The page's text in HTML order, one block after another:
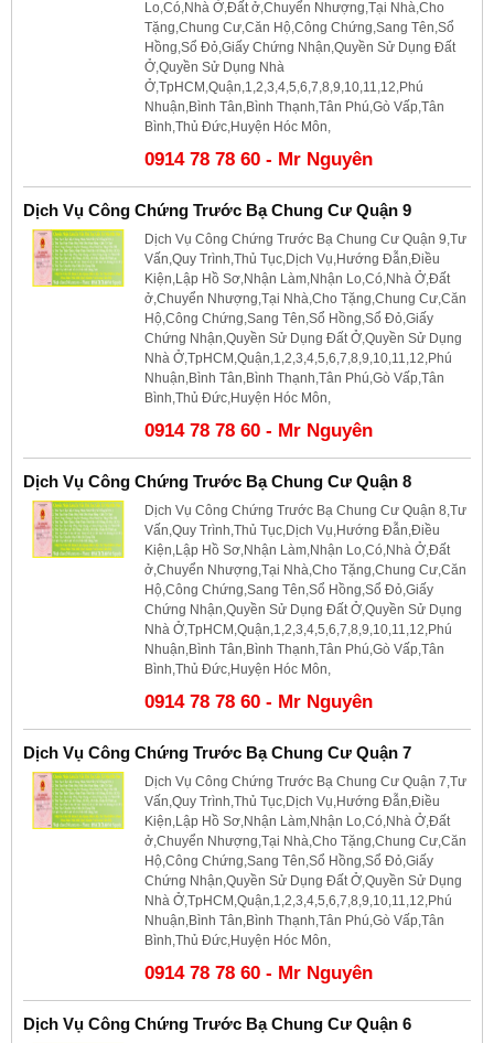
Lo,Có,Nhà Ở,Đất ở,Chuyển Nhượng,Tại Nhà,Cho
Tặng,Chung Cư,Căn Hộ,Công Chứng,Sang Tên,Sổ
Hồng,Sổ Đỏ,Giấy Chứng Nhận,Quyền Sử Dụng Đất
Ở,Quyền Sử Dụng Nhà
Ở,TpHCM,Quận,1,2,3,4,5,6,7,8,9,10,11,12,Phú
Nhuận,Bình Tân,Bình Thạnh,Tân Phú,Gò Vấp,Tân
Bình,Thủ Đức,Huyện Hóc Môn,
0914 78 78 60 - Mr Nguyên
Dịch Vụ Công Chứng Trước Bạ Chung Cư Quận 9
Dịch Vụ Công Chứng Trước Bạ Chung Cư Quận 9,Tư
Vấn,Quy Trình,Thủ Tục,Dịch Vụ,Hướng Đẫn,Điều
Kiện,Lập Hồ Sơ,Nhận Làm,Nhận Lo,Có,Nhà Ở,Đất
ở,Chuyển Nhượng,Tại Nhà,Cho Tặng,Chung Cư,Căn
Hộ,Công Chứng,Sang Tên,Sổ Hồng,Sổ Đỏ,Giấy
Chứng Nhận,Quyền Sử Dụng Đất Ở,Quyền Sử Dụng
Nhà Ở,TpHCM,Quận,1,2,3,4,5,6,7,8,9,10,11,12,Phú
Nhuận,Bình Tân,Bình Thạnh,Tân Phú,Gò Vấp,Tân
Bình,Thủ Đức,Huyện Hóc Môn,
0914 78 78 60 - Mr Nguyên
Dịch Vụ Công Chứng Trước Bạ Chung Cư Quận 8
Dịch Vụ Công Chứng Trước Bạ Chung Cư Quận 8,Tư
Vấn,Quy Trình,Thủ Tục,Dịch Vụ,Hướng Đẫn,Điều
Kiện,Lập Hồ Sơ,Nhận Làm,Nhận Lo,Có,Nhà Ở,Đất
ở,Chuyển Nhượng,Tại Nhà,Cho Tặng,Chung Cư,Căn
Hộ,Công Chứng,Sang Tên,Sổ Hồng,Sổ Đỏ,Giấy
Chứng Nhận,Quyền Sử Dụng Đất Ở,Quyền Sử Dụng
Nhà Ở,TpHCM,Quận,1,2,3,4,5,6,7,8,9,10,11,12,Phú
Nhuận,Bình Tân,Bình Thạnh,Tân Phú,Gò Vấp,Tân
Bình,Thủ Đức,Huyện Hóc Môn,
0914 78 78 60 - Mr Nguyên
Dịch Vụ Công Chứng Trước Bạ Chung Cư Quận 7
Dịch Vụ Công Chứng Trước Bạ Chung Cư Quận 7,Tư
Vấn,Quy Trình,Thủ Tục,Dịch Vụ,Hướng Đẫn,Điều
Kiện,Lập Hồ Sơ,Nhận Làm,Nhận Lo,Có,Nhà Ở,Đất
ở,Chuyển Nhượng,Tại Nhà,Cho Tặng,Chung Cư,Căn
Hộ,Công Chứng,Sang Tên,Sổ Hồng,Sổ Đỏ,Giấy
Chứng Nhận,Quyền Sử Dụng Đất Ở,Quyền Sử Dụng
Nhà Ở,TpHCM,Quận,1,2,3,4,5,6,7,8,9,10,11,12,Phú
Nhuận,Bình Tân,Bình Thạnh,Tân Phú,Gò Vấp,Tân
Bình,Thủ Đức,Huyện Hóc Môn,
0914 78 78 60 - Mr Nguyên
Dịch Vụ Công Chứng Trước Bạ Chung Cư Quận 6